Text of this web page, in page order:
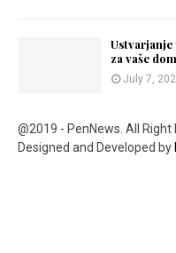
Ustvarjanje
za vaše
July 7,
@2019 - PenNews. All Right
Designed and Developed by